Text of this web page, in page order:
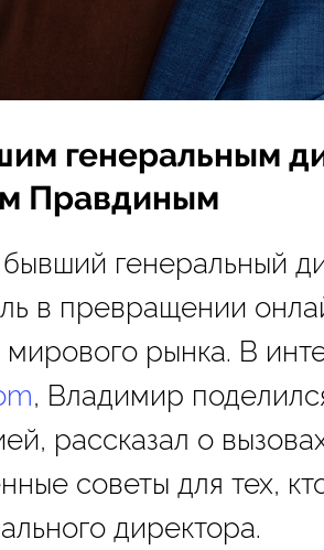
генеральным
Правдиным
генеральный
в превращении
рынка. В
, Владимир
рассказал о
советы для тех,
директора.